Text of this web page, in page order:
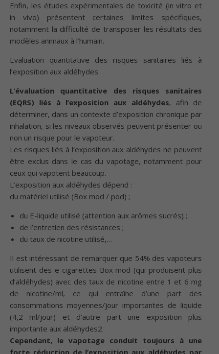
Enfin, les études expérimentales de toxicité (in vitro et
in vivo) présentent certaines limites spécifiques,
notamment la difficulté de transposer les résultats des
modèles animaux à l’humain.
Evaluation quantitative des risques sanitaires liés à
l’exposition aux aldéhydes
L’évaluation quantitative des risques sanitaires
(EQRS) liés à l’exposition aux aldéhydes, afin de
déterminer, dans un contexte d’exposition chronique par
inhalation, si les niveaux observés peuvent présenter ou
non un risque pour le vapoteur.
Les risques liés à l’exposition aux aldéhydes ne peuvent
être exclus dans le cas du vapotage, notamment pour
ceux qui vapotent beaucoup.
L’exposition aux aldéhydes dépend :
du matériel utilisé (Box mod / pod) ;
du E-liquide utilisé (attention aux arômes sucrés) ;
de l’entretien des résistances ;
du taux de nicotine utilisé,…
Il est intéressant de remarquer que 54% des vapoteurs
utilisent des e-cigarettes Box mod (qui produisent plus
d’aldéhydes) avec des taux de nicotine entre 1 et 6 mg
de nicotine/ml, ce qui entraîne d’une part des
consommations moyennes/jour importantes de liquide
(4,2 ml/jour) et d’autre part une exposition plus
importante aux aldéhydes2.
Cependant, le vapotage conduit toujours à une